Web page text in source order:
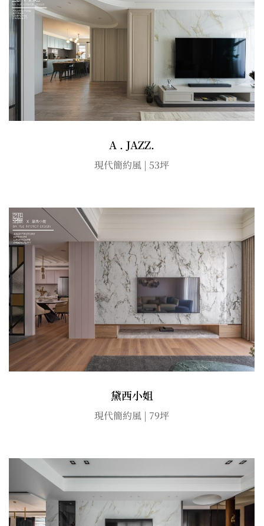
A . JAZZ.
現代簡約風 | 53坪
黛西小姐
現代簡約風 | 79坪